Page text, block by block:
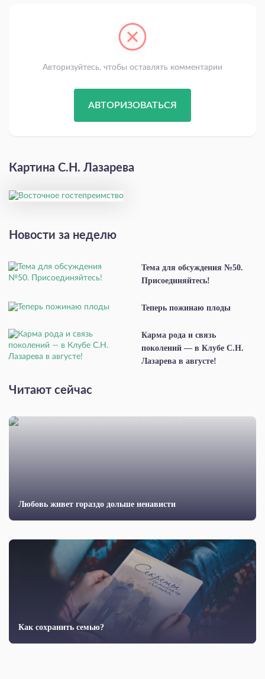
Авторизуйтесь, чтобы оставлять комментарии
АВТОРИЗОВАТЬСЯ
Картина С.Н. Лазарева
Новости за неделю
Тема для обсуждения №50.
Присоединяйтесь!
Теперь пожинаю плоды
Карма рода и связь
поколений — в Клубе С.Н.
Лазарева в августе!
Читают сейчас
Любовь живет гораздо дольше ненависти
Как сохранить семью?